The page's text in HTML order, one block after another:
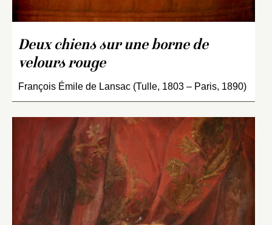
Deux chiens sur une borne de
velours rouge
François Émile de Lansac (Tulle, 1803 – Paris, 1890)